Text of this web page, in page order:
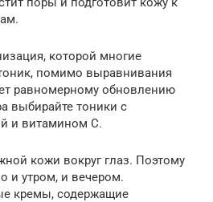
которой многие
помимо выравнивания
равномерному обновлению
выбирайте тоники с
и витамином С.
кожи вокруг глаз. Поэтому
и утром, и вечером.
кремы, содержащие